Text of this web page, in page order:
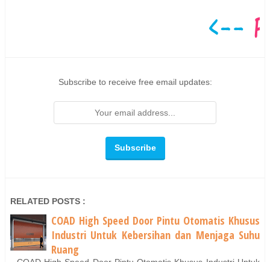
Subscribe to receive free email updates:
RELATED POSTS :
COAD High Speed Door Pintu Otomatis Khusus
Industri Untuk Kebersihan dan Menjaga Suhu
Ruang